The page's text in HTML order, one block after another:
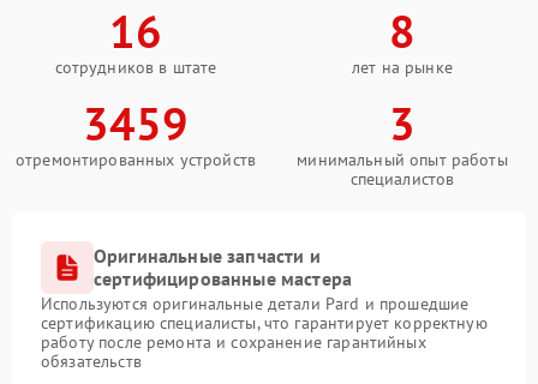
16
сотрудников в штате
8
лет на рынке
3459
отремонтированных устройств
3
минимальный опыт работы
специалистов
Оригинальные запчасти и
сертифицированные мастера
Используются оригинальные детали Pard и прошедшие
сертификацию специалисты, что гарантирует корректную
работу после ремонта и сохранение гарантийных
обязательств